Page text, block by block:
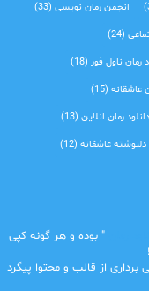
انجمن رمان نویسی(33)
(24)
رمان ناول فور(18)
عاشقانه(15)
دانلود رمان انلاین(13)
دلنوشته عاشقانه(12)
" بوده و هر گونه کپی
کپی برداری از قالب و محتوا پیگرد